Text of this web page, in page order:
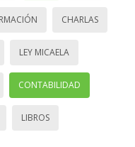
CHARLAS
LEY MICAELA
CONTABILIDAD
LIBROS